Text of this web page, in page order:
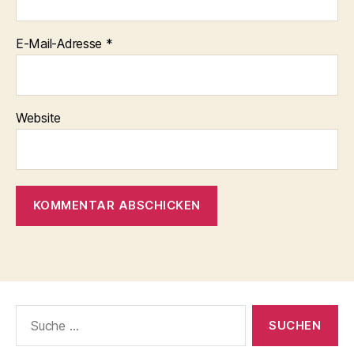
E-Mail-Adresse *
Website
nach: